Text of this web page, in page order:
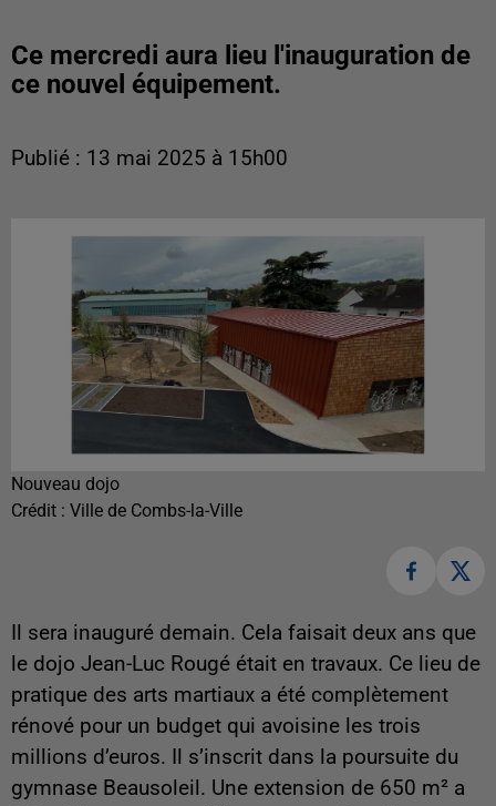
Ce mercredi aura lieu l'inauguration de
ce nouvel équipement.
Publié : 13 mai 2025 à 15h00
Nouveau dojo
Crédit : Ville de Combs-la-Ville
Il sera inauguré demain. Cela faisait deux ans que
le dojo Jean-Luc Rougé était en travaux. Ce lieu de
pratique des arts martiaux a été complètement
rénové pour un budget qui avoisine les trois
millions d’euros. Il s’inscrit dans la poursuite du
gymnase Beausoleil. Une extension de 650 m² a